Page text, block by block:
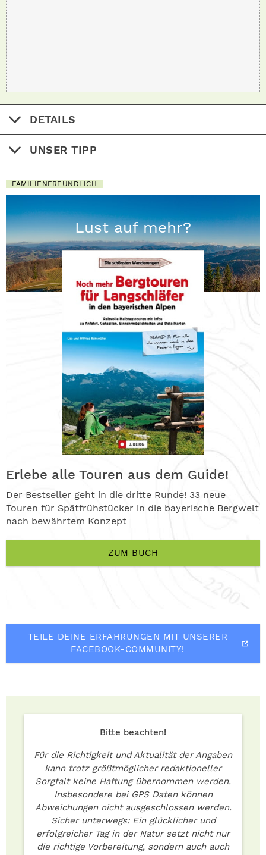
DETAILS
UNSER TIPP
FAMILIENFREUNDLICH
Lust auf mehr?
Erlebe alle Touren aus dem Guide!
Der Bestseller geht in die dritte Runde! 33 neue
Touren für Spätfrühstücker in die bayerische Bergwelt
nach bewährtem Konzept
ZUM BUCH
TEILE DEINE ERFAHRUNGEN MIT UNSERER
FACEBOOK-COMMUNITY!
Bitte beachten!
Für die Richtigkeit und Aktualität der Angaben
kann trotz größtmöglicher redaktioneller
Sorgfalt keine Haftung übernommen werden.
Insbesondere bei GPS Daten können
Abweichungen nicht ausgeschlossen werden.
Sicher unterwegs: Ein glücklicher und
erfolgreicher Tag in der Natur setzt nicht nur
die richtige Vorbereitung, sondern auch auch